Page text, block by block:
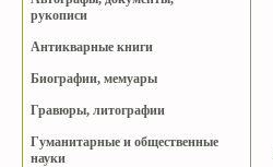
рукописи
Антикварные книги
Биографии, мемуары
Гравюры, литографии
Гуманитарные и общественные
науки